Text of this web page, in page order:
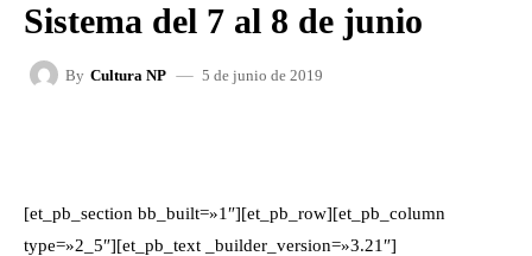
Sistema del 7 al 8 de junio
By Cultura NP 5 de junio de 2019
[et_pb_section bb_built=»1″][et_pb_row][et_pb_column
type=»2_5″][et_pb_text _builder_version=»3.21″]